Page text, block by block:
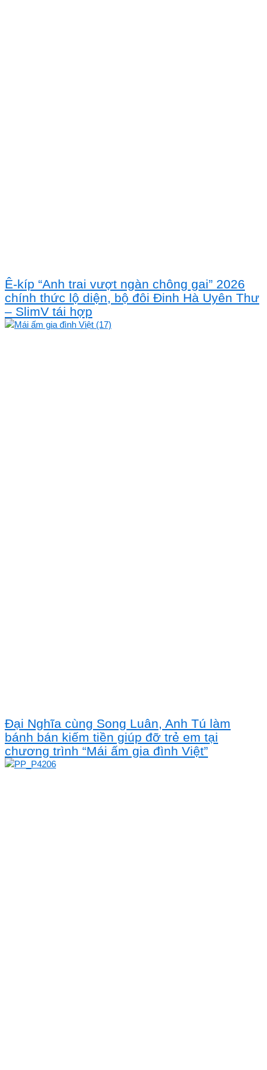
Ê-kíp “Anh trai vượt ngàn chông gai” 2026
chính thức lộ diện, bộ đôi Đinh Hà Uyên Thư
– SlimV tái hợp
Đại Nghĩa cùng Song Luân, Anh Tú làm
bánh bán kiếm tiền giúp đỡ trẻ em tại
chương trình “Mái ấm gia đình Việt”